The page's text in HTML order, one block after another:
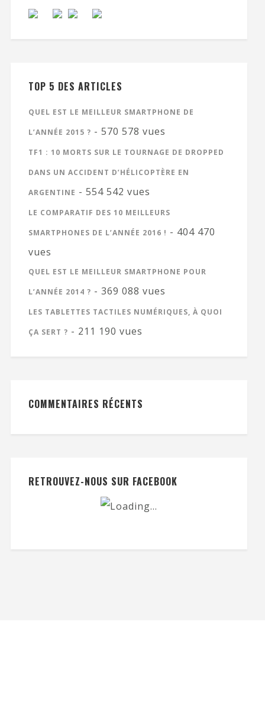
TOP 5 DES ARTICLES
QUEL EST LE MEILLEUR SMARTPHONE DE
L’ANNÉE 2015 ? - 570 578 vues
TF1 : 10 MORTS SUR LE TOURNAGE DE DROPPED
DANS UN ACCIDENT D’HÉLICOPTÈRE EN
ARGENTINE - 554 542 vues
LE COMPARATIF DES 10 MEILLEURS
SMARTPHONES DE L’ANNÉE 2016 ! - 404 470
vues
QUEL EST LE MEILLEUR SMARTPHONE POUR
L’ANNÉE 2014 ? - 369 088 vues
LES TABLETTES TACTILES NUMÉRIQUES, À QUOI
ÇA SERT ? - 211 190 vues
COMMENTAIRES RÉCENTS
RETROUVEZ-NOUS SUR FACEBOOK